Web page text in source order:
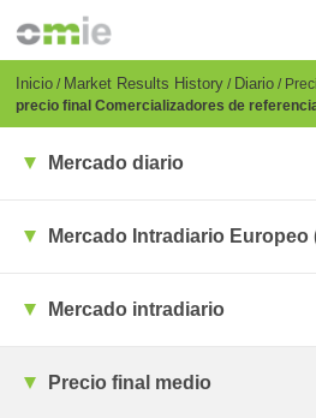
principal
Breadcrumb
Inicio Market Results History Diario
precio final Comercializadores de
Mercado diario
Mercado Intradiario Europeo
Mercado intradiario
Precio final medio